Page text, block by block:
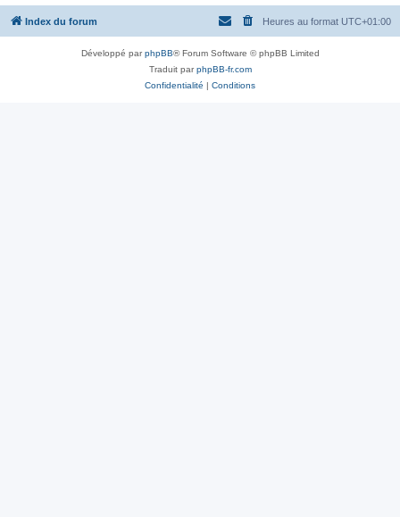
Index du forum Heures au format UTC+01:00
Développé parphpBB® Forum Software © phpBB Limited
Traduit parphpBB-fr.com
Confidentialité | Conditions